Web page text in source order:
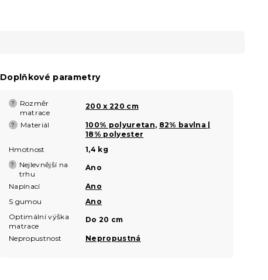
Doplňkové parametry
?
Rozměr
matrace
200 x 220 cm
? Materiál 100% polyuretan, 82% bavlna |
18% polyester
Hmotnost
1,4 kg
?
Nejlevnější na
trhu
Ano
Napínací
Ano
S gumou
Ano
Optimální výška
matrace
Do 20 cm
Nepropustnost Nepropustná